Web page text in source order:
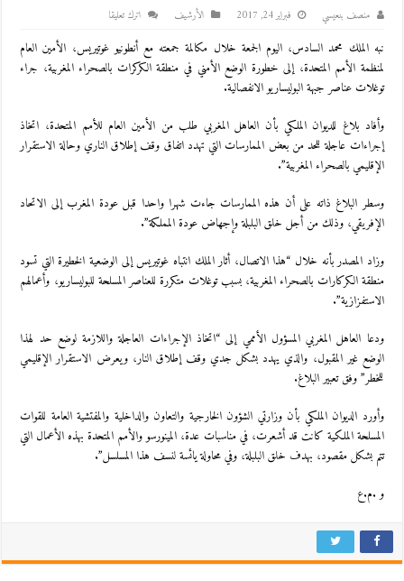
منصف بنعيسي فبراير 24, 2017 اﻷرشيف اترك تعليقا
نبه الملك محمد السادس، اليوم الجمعة خلال مكالمة جمعته مع أنطونيو غوتيريس، الأمين العام
لمنظمة الأمم المتحدة، إلى خطورة الوضع الأمني في منطقة الكركرات بالصحراء المغربية، جراء
توغلات عناصر جبهة البوليساريو الانفصالية.
وأفاد بلاغ للديوان الملكي بأن العاهل المغربي طلب من الأمين العام للأمم المتحدة، اتخاذ
إجراءات عاجلة للحد من بعض الممارسات التي تهدد اتفاق وقف إطلاق الناري وحالة الاستقرار
الإقليمي بالصحراء المغربية”.
وسطر البلاغ ذاته على أن هذه الممارسات جاءت شهرا واحدا قبل عودة المغرب إلى الاتحاد
الإفريقي، وذلك من أجل خلق البلبلة وإجهاض عودة المملكة”.
وزاد المصدر بأنه خلال “هذا الاتصال، أثار الملك انتباه غوتيريس إلى الوضعية الخطيرة التي تسود
منطقة الكركارات بالصحراء المغربية، بسبب توغلات متكررة للعناصر المسلحة للبوليساريو، وأعمالهم
الاستفزازية”.
ودعا العاهل المغربي المسؤول الأممي إلى “اتخاذ الإجراءات العاجلة واللازمة لوضع حد لهذا
الوضع غير المقبول، والذي يهدد بشكل جدي وقف إطلاق النار، ويعرض الاستقرار الإقليمي
للخطر” وفق تعبير البلاغ.
وأورد الديوان الملكي بأن وزارتي الشؤون الخارجية والتعاون والداخلية والمفتشية العامة للقوات
المسلحة الملكية كانت قد أشعرت، في مناسبات عدة، المينورسو والأمم المتحدة بهذه الأعمال التي
تتم بشكل مقصود، بهدف خلق البلبلة، وفي محاولة يائسة لنسف هذا المسلسل”.
و .م.ع